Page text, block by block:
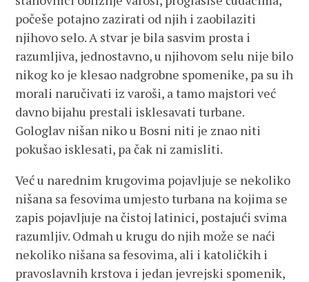
počeše potajno zazirati od njih i zaobilaziti
njihovo selo. A stvar je bila sasvim prosta i
razumljiva, jednostavno, u njihovom selu nije bilo
nikog ko je klesao nadgrobne spomenike, pa su ih
morali naručivati iz varoši, a tamo majstori već
davno bijahu prestali isklesavati turbane.
Gologlav nišan niko u Bosni niti je znao niti
pokušao isklesati, pa čak ni zamisliti.
Već u narednim krugovima pojavljuje se nekoliko
nišana sa fesovima umjesto turbana na kojima se
zapis pojavljuje na čistoj latinici, postajući svima
razumljiv. Odmah u krugu do njih može se naći
nekoliko nišana sa fesovima, ali i katoličkih i
pravoslavnih krstova i jedan jevrejski spomenik,